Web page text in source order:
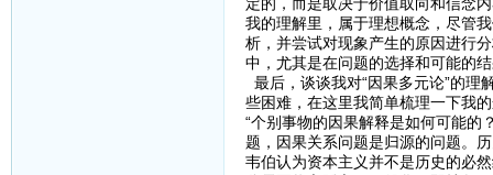
我的理解里，属于理想概念，尽管
析，并尝试对现象产生的原因进行
中，尤其是在问题的选择和可能的
最后，谈谈我对“因果多元论”的理
些困难，在这里我简单梳理一下我
“个别事物的因果解释是如何可能的
题，因果关系问题是归源的问题。
韦伯认为资本主义并不是历史的必